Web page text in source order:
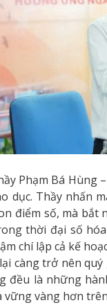
Phạm Bá
dục. Thầy nhấn
điểm số, mà
thời đại số
chí lập cả kế
càng trở nên
đều là những
vàng hơn